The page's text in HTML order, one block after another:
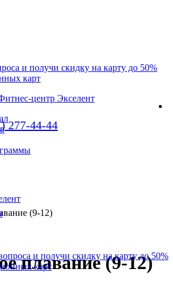
и получи скидку на карту до 50%
карт
277-44-44
и получи скидку на карту до 50%
карт
(9-12)
плавание (9-12)